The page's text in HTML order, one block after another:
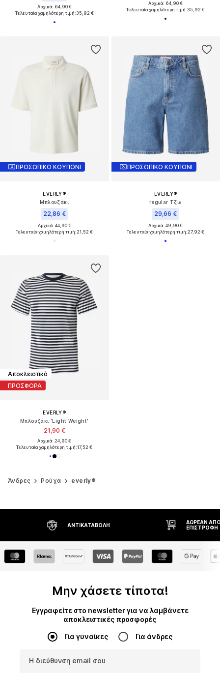
Αρχικά: 64,90 €
Τελευταία χαμηλότερη τιμή:35,92 €
Αρχικά: 64,90 €
Τελευταία χαμηλότερη τιμή:35,92 €
ΠΡΟΣΩΠΙΚΟ ΚΟΥΠΟΝΙ
EVERLY®
Μπλουζάκι
22,86 €
Αρχικά: 44,90 €
Τελευταία χαμηλότερη τιμή:21,52 €
ΠΡΟΣΩΠΙΚΟ ΚΟΥΠΟΝΙ
EVERLY®
regular Τζιν
29,66 €
Αρχικά: 49,90 €
Τελευταία χαμηλότερη τιμή:27,92 €
Αποκλειστικό
ΠΡΟΣΦΟΡΑ
EVERLY®
Μπλουζάκι 'Light Weight'
21,90 €
Αρχικά: 24,90 €
Τελευταία χαμηλότερη τιμή:17,52 €
Άνδρες Ρούχα everly®
ΔΩΡΕΆΝ ΑΠΟΣΤΟΛΉ* ΚΑΙ
ΕΠΙΣΤΡΟΦΉ
ΔΙΚΑΊΩΜΑ
ΗΜΕΡΏΝ
Μην χάσετε τίποτα!
Εγγραφείτε στο newsletter για να λαμβάνετε
αποκλειστικές προσφορές
Για γυναίκες Για άνδρες
Η διεύθυνση email σου